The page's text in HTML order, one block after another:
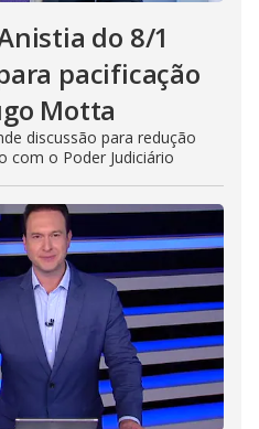
Anistia do 8/1
pacificação
Motta
discussão para redução
com o Poder Judiciário